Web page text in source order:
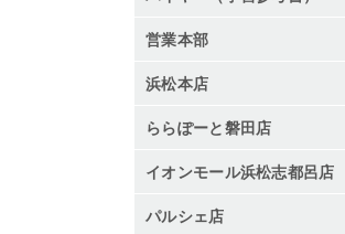
営業本部
浜松本店
ららぽーと磐田店
イオンモール浜松志都呂店
パルシェ店